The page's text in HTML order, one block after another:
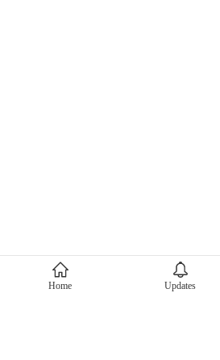
About Mercari
Corporate Site
Home Updates